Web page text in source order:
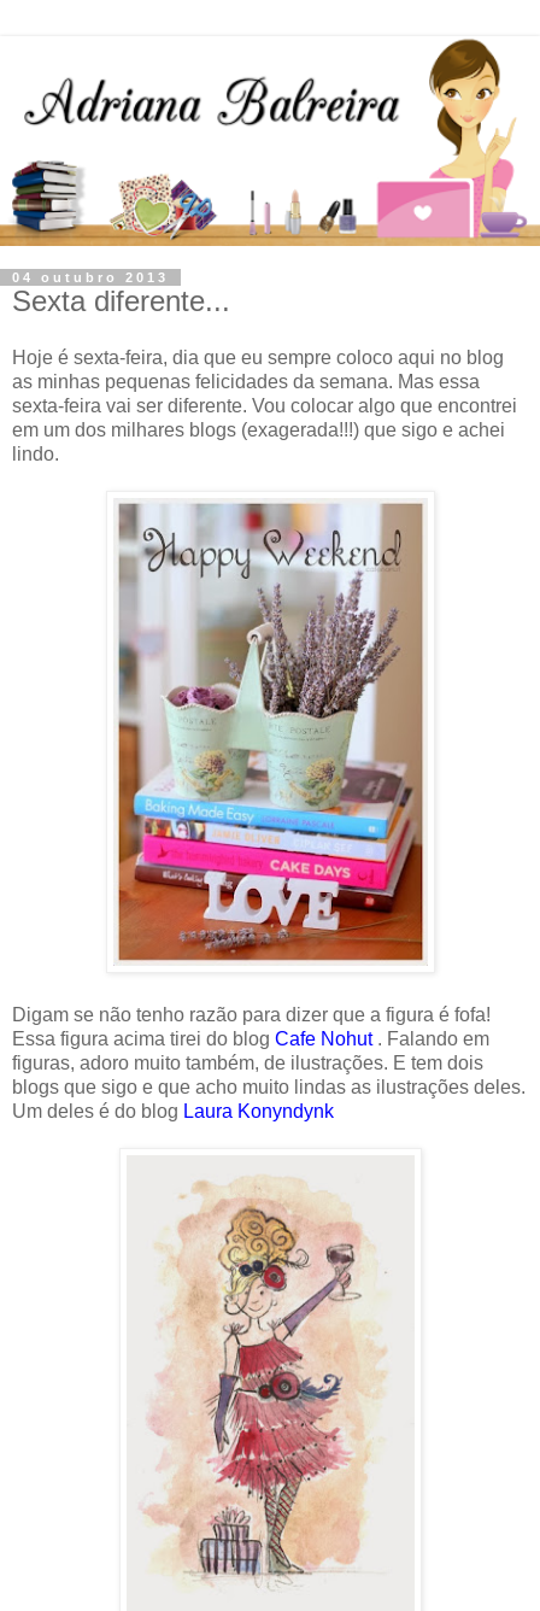
04 outubro 2013
Sexta diferente...
Hoje é sexta-feira, dia que eu sempre coloco aqui no blog
as minhas pequenas felicidades da semana. Mas essa
sexta-feira vai ser diferente. Vou colocar algo que encontrei
em um dos milhares blogs (exagerada!!!) que sigo e achei
lindo.
Digam se não tenho razão para dizer que a figura é fofa!
Essa figura acima tirei do blog Cafe Nohut. Falando em
figuras, adoro muito também, de ilustrações. E tem dois
blogs que sigo e que acho muito lindas as ilustrações deles.
Um deles é do blog Laura Konyndynk